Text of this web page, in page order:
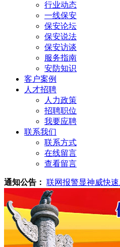
行业动态
一线保安
保安论坛
保安说法
保安访谈
服务指南
安防知识
客户案例
人才招聘
人力政策
招聘职位
我要应聘
联系我们
联系方式
在线留言
查看留言
通知公告： 联网报警显神威快